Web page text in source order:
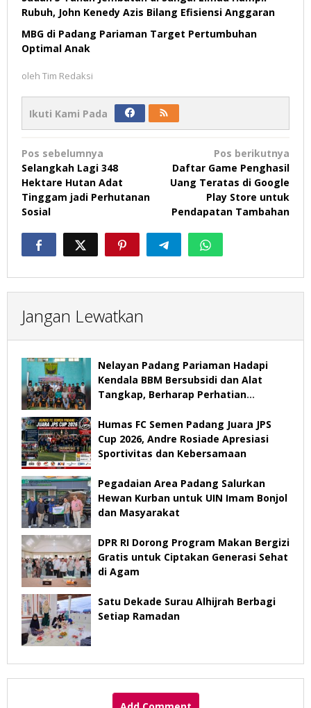
Rubuh, John Kenedy Azis Bilang Efisiensi Anggaran
MBG di Padang Pariaman Target Pertumbuhan
Optimal Anak
oleh Tim Redaksi
Ikuti Kami Pada
Navigasi
pos
Pos sebelumnya
Selangkah Lagi 348
Hektare Hutan Adat
Tinggam jadi Perhutanan
Sosial
Pos berikutnya
Daftar Game Penghasil
Uang Teratas di Google
Play Store untuk
Pendapatan Tambahan
Jangan Lewatkan
Nelayan Padang Pariaman Hadapi
Kendala BBM Bersubsidi dan Alat
Tangkap, Berharap Perhatian
Humas FC Semen Padang Juara JPS
Cup 2026, Andre Rosiade Apresiasi
Sportivitas dan Kebersamaan
Pegadaian Area Padang Salurkan
Hewan Kurban untuk UIN Imam Bonjol
dan Masyarakat
DPR RI Dorong Program Makan Bergizi
Gratis untuk Ciptakan Generasi Sehat
di Agam
Satu Dekade Surau Alhijrah Berbagi
Setiap Ramadan